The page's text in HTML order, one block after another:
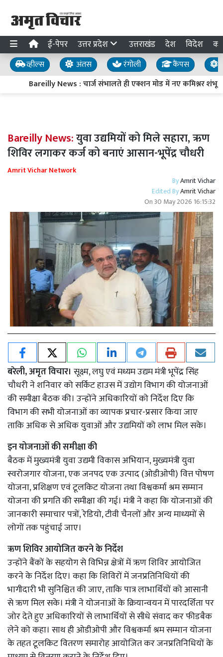
ई-पेपर उत्तर प्रदेश उत्तराखंड देश विदेश
व्हील्स अंतस रंगोली कैंपस
Bareilly News : चार्ज संभालते ही एक्शन मोड में नए कमिश्नर
Bareilly News:युवा उद्यमियों को मिले सहारा, ऋण
शिविर लगाकर कर्ज को बनाएं आसान-भूपेंद्र चौधरी
Amrit Vichar Network
ByAmrit Vichar
Edited ByAmrit Vichar
On30 May 2026 16:15:32
बरेली, अमृत विचार। सूक्ष्म, लघु एवं मध्यम उद्यम मंत्री भूपेंद्र सिंह
चौधरी ने शनिवार को सर्किट हाउस में उद्योग विभाग की योजनाओं
की समीक्षा बैठक की। उन्होंने अधिकारियों को निर्देश दिए कि
विभाग की सभी योजनाओं का व्यापक प्रचार-प्रसार किया जाए
ताकि अधिक से अधिक युवाओं और उद्यमियों को लाभ मिल सके।
इन योजनाओं की समीक्षा की
बैठक में मुख्यमंत्री युवा उद्यमी विकास अभियान, मुख्यमंत्री युवा
स्वरोजगार योजना, एक जनपद एक उत्पाद (ओडीओपी) वित्त पोषण
योजना, प्रशिक्षण एवं टूलकिट योजना तथा विश्वकर्मा श्रम सम्मान
योजना की प्रगति की समीक्षा की गई। मंत्री ने कहा कि योजनाओं की
जानकारी समाचार पत्रों, रेडियो, टीवी चैनलों और अन्य माध्यमों से
लोगों तक पहुंचाई जाए।
ऋण शिविर आयोजित करने के निर्देश
उन्होंने बैंकों के सहयोग से विभिन्न क्षेत्रों में ऋण शिविर आयोजित
करने के निर्देश दिए। कहा कि शिविरों में जनप्रतिनिधियों की
भागीदारी भी सुनिश्चित की जाए, ताकि पात्र लाभार्थियों को आसानी
से ऋण मिल सके। मंत्री ने योजनाओं के क्रियान्वयन में पारदर्शिता पर
जोर देते हुए अधिकारियों से लाभार्थियों से सीधे संवाद कर फीडबैक
लेने को कहा। साथ ही ओडीओपी और विश्वकर्मा श्रम सम्मान योजना
के तहत टूलकिट वितरण समारोह आयोजित कर जनप्रतिनिधियों के